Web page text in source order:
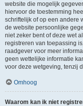
website die mogelijk
hiervoor de toestemming
schriftelijk of op een andere
de website persoonlijke
niet zeker bent of deze wet
registreren van toepassing
raadgever voor meer
geen wettelijke informatie
voor deze wetgeving, tenzij
Omhoog
Waarom kan ik niet